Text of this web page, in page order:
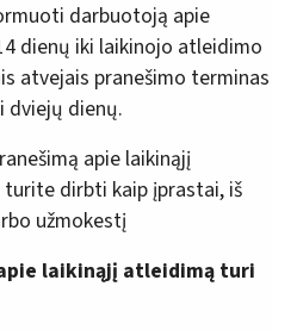
darbuotoją apie
dienų iki laikinojo atleidimo
atvejais pranešimo terminas
dviejų dienų.
apie laikinąjį
dirbti kaip įprastai, iš
užmokestį
laikinąjį atleidimą turi